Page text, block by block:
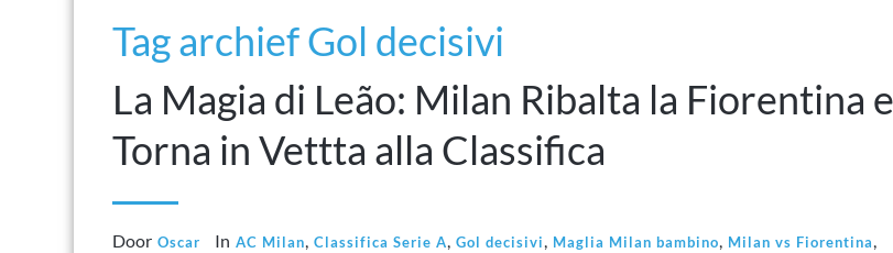
Tag archief Gol decisivi
La Magia di Leão: Milan Ribalta la Fiorentina e
Torna in Vettta alla Classifica
Door Oscar In AC Milan, Classifica Serie A, Gol decisivi, Maglia Milan bambino, Milan vs Fiorentina,